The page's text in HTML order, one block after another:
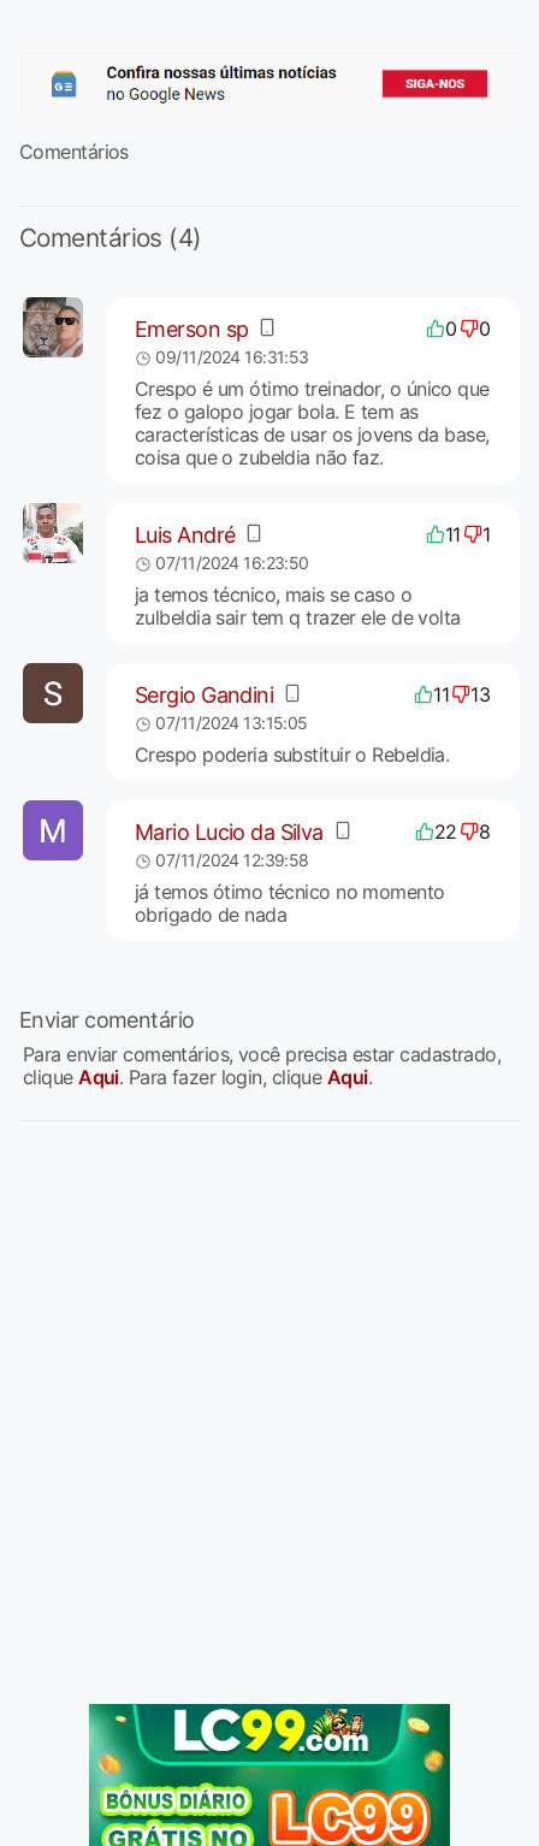
Comentários
Comentários (4)
Emerson sp 0 0
09/11/2024 16:31:53
Crespo é um ótimo treinador, o único que
fez o galopo jogar bola. E tem as
características de usar os jovens da base,
coisa que o zubeldia não faz.
Luis André 11 1
07/11/2024 16:23:50
ja temos técnico, mais se caso o
zulbeldia sair tem q trazer ele de volta
Sergio Gandini 11 13
07/11/2024 13:15:05
Crespo poderia substituir o Rebeldia.
Mario Lucio da Silva 22 8
07/11/2024 12:39:58
já temos ótimo técnico no momento
obrigado de nada
Enviar comentário
Para enviar comentários, você precisa estar cadastrado,
cliqueAqui. Para fazer login, clique Aqui.